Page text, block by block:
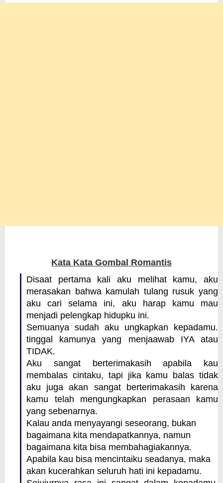
Kata Kata Gombal Romantis
Disaat pertama kali aku melihat kamu, aku
merasakan bahwa kamulah tulang rusuk yang
aku cari selama ini, aku harap kamu mau
menjadi pelengkap hidupku ini.
Semuanya sudah aku ungkapkan kepadamu.
tinggal kamunya yang menjaawab IYA atau
TIDAK.
Aku sangat berterimakasih apabila kau
membalas cintaku, tapi jika kamu balas tidak
aku juga akan sangat berterimakasih karena
kamu telah mengungkapkan perasaan kamu
yang sebenarnya.
Kalau anda menyayangi seseorang, bukan
bagaimana kita mendapatkannya, namun
bagaimana kita bisa membahagiakannya.
Apabila kau bisa mencintaiku seadanya, maka
akan kucerahkan seluruh hati ini kepadamu.